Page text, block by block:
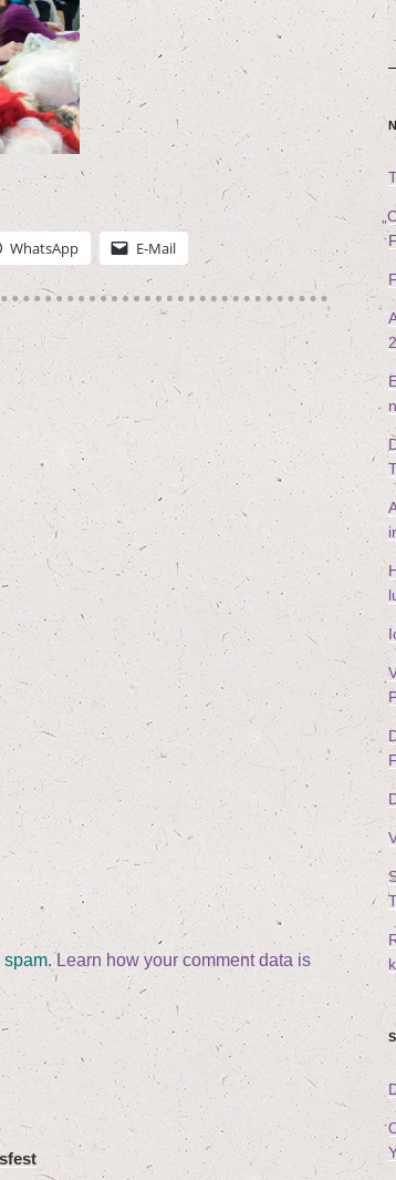
Whats­App E‑Mail
spam.Learn how your comment data is
„